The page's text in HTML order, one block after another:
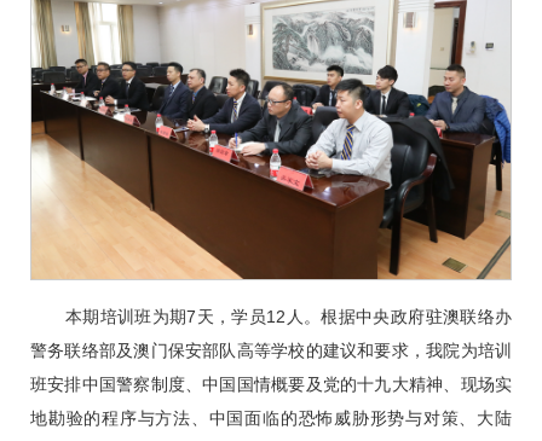
本期培训班为期7天，学员12人。根据中央政府驻澳联络办
警务联络部及澳门保安部队高等学校的建议和要求，我院为培训
班安排中国警察制度、中国国情概要及党的十九大精神、现场实
地勘验的程序与方法、中国面临的恐怖威胁形势与对策、大陆